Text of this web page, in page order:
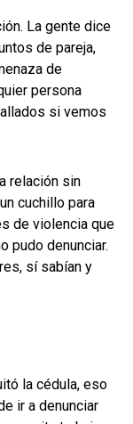
La gente dice
de pareja,
de
persona
si vemos
relación sin
cuchillo para
de violencia que
pudo denunciar.
sí sabían y
la cédula, eso
ir a denunciar